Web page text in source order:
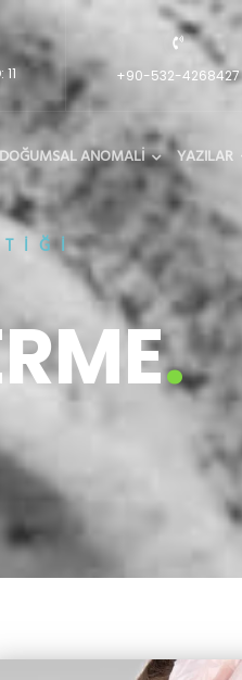
+90-532-4268427
DOĞUMSAL ANOMALİ YAZILAR
.